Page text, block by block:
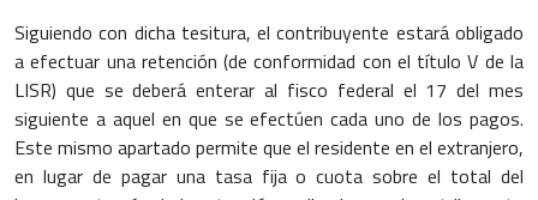
Siguiendo con dicha tesitura, el contribuyente estará obligado
a efectuar una retención (de conformidad con el título V de la
LISR) que se deberá enterar al fisco federal el 17 del mes
siguiente a aquel en que se efectúen cada uno de los pagos.
Este mismo apartado permite que el residente en el extranjero,
en lugar de pagar una tasa fija o cuota sobre el total del